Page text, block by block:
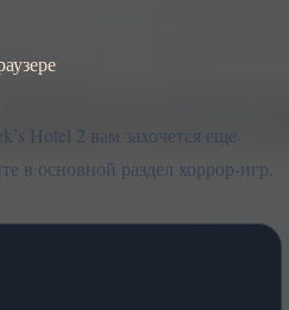
Hotel 2 вам захочется еще
в основной раздел хоррор-игр.